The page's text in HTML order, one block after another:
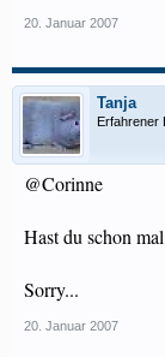
20. Januar 2007
Tanja
Erfahrener
@Corinne
Hast du schon
Sorry...
20. Januar 2007